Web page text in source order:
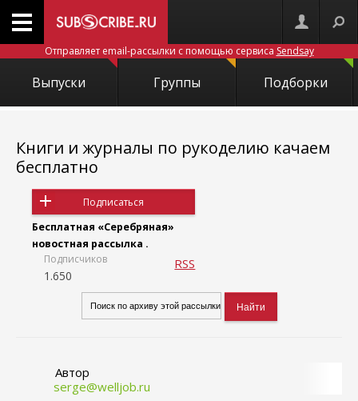
Отправляет email-рассылки с помощью сервиса Sendsay
Выпуски Группы Подборки
Книги и журналы по рукоделию качаем
бесплатно
Подписаться
Бесплатная «Серебряная»
новостная рассылка .
Подписчиков
1.650
RSS
Автор
serge@welljob.ru